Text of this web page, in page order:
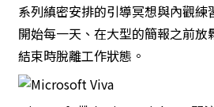
系列縝密安排的引導冥想與內觀練
開始每一天、在大型的簡報之前放
結束時脫離工作狀態。